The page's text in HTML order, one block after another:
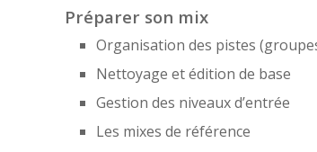
Préparer son mix
Organisation des pistes
Nettoyage et édition de base
Gestion des niveaux d’entrée
Les mixes de référence